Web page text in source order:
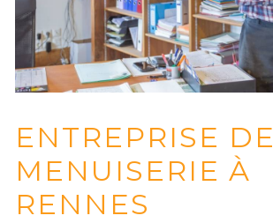
ENTREPRISE DE
MENUISERIE À
RENNES